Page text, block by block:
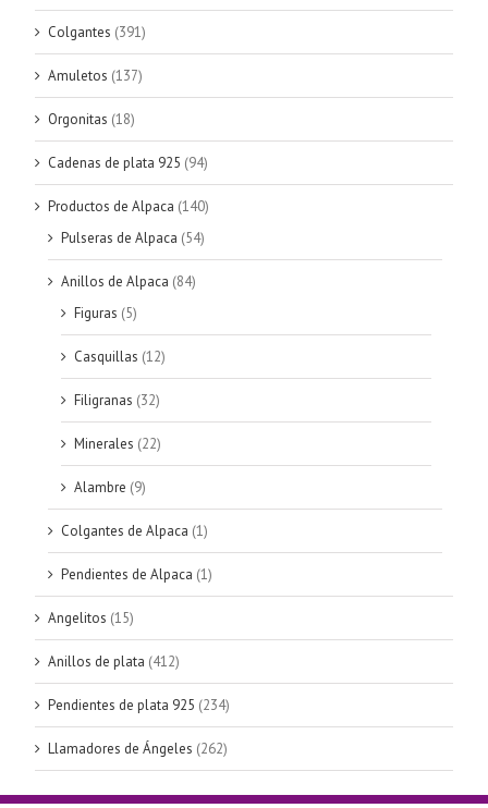
Colgantes (391)
Amuletos (137)
Orgonitas (18)
Cadenas de plata 925 (94)
Productos de Alpaca (140)
Pulseras de Alpaca (54)
Anillos de Alpaca (84)
Figuras (5)
Casquillas (12)
Filigranas (32)
Minerales (22)
Alambre (9)
Colgantes de Alpaca (1)
Pendientes de Alpaca (1)
Angelitos (15)
Anillos de plata (412)
Pendientes de plata 925 (234)
Llamadores de Ángeles (262)